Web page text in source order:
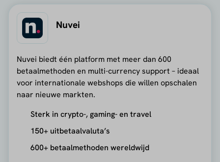
Nuvei
Nuvei biedt één platform met meer dan 600
betaalmethoden en multi-currency support – ideaal
voor internationale webshops die willen opschalen
naar nieuwe markten.
Sterk in crypto-, gaming- en travel
150+ uitbetaalvaluta’s
600+ betaalmethoden wereldwijd